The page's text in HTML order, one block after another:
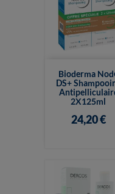
Bioderma
DS+
2X125ml
24,20 €